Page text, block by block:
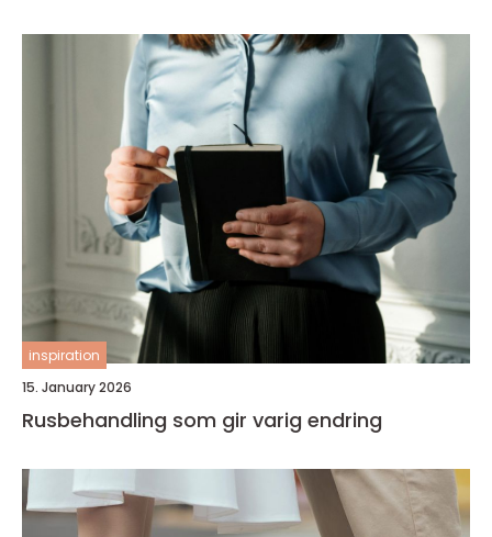
inspiration
15. January 2026
Rusbehandling som gir varig endring